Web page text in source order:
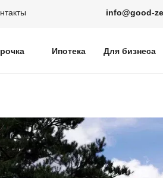
Ипотека Для бизнеса
info@good-